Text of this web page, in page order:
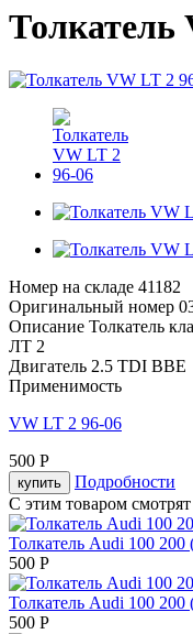
Толкатель
Номер на складе 41182
Оригинальный номер
Описание Толкатель
ЛТ 2
Двигатель 2.5 TDI BBE
Применимость
VW LT 2 96-06
500 P
Подробности
С этим товаром смотрят
Толкатель Audi 100 200
500 P
Толкатель Audi 100 200
500 P